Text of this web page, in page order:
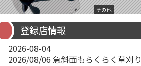
その他
登録店情報
2026-08-04
2026/08/06 急斜面もらくらく草刈り